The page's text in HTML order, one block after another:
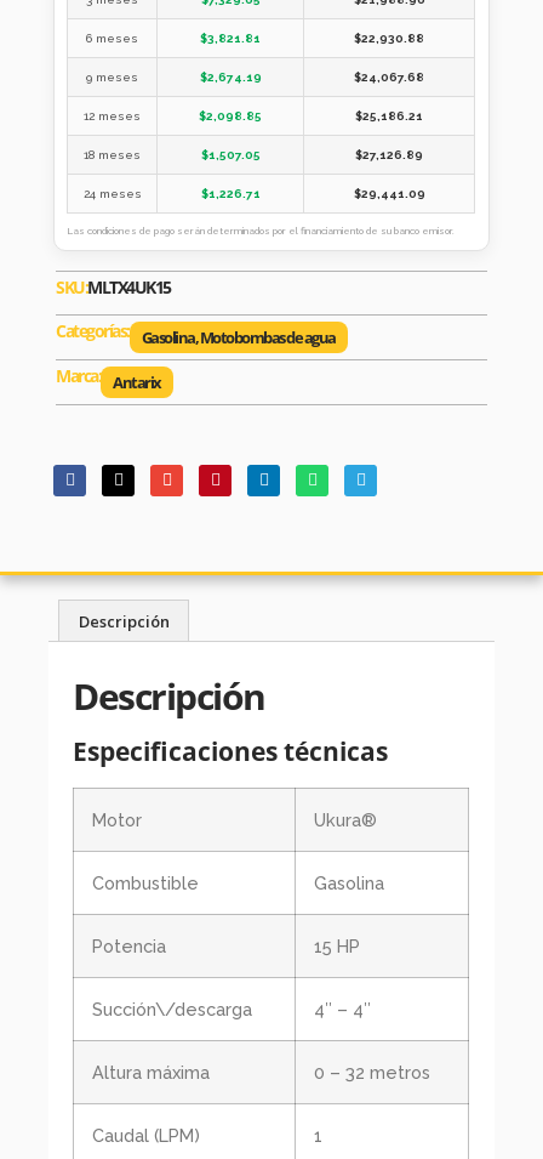
6 meses $3,821.81 $22,930.88
9 meses $2,674.19 $24,067.68
12 meses $2,098.85 $25,186.21
18 meses $1,507.05 $27,126.89
24 meses $1,226.71 $29,441.09
Las condiciones de pago serán determinados por el financiamiento de su banco emisor.
SKU:MLTX4UK15
Categorías: Gasolina,Motobombas de agua
Marca: Antarix
Descripción
Descripción
Especificaciones técnicas
Motor Ukura®
Combustible Gasolina
Potencia 15 HP
Succión\/descarga 4″ – 4″
Altura máxima 0 – 32 metros
Caudal (LPM) 1